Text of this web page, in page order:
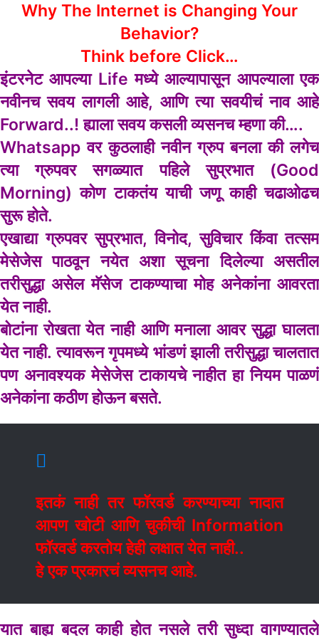
Why The Internet is Changing Your
Behavior?
Think before Click…
इंटरनेट आपल्या Life मध्ये आल्यापासून आपल्याला एक
नवीनच सवय लागली आहे, आणि त्या सवयीचं नाव आहे
Forward..! ह्याला सवय कसली व्यसनच म्हणा की….
Whatsappवर कुठलाही नवीन ग्रुप बनला की लगेच
त्या ग्रुपवर सगळ्यात पहिले सुप्रभात (Good
Morning) कोण टाकतंय याची जणू काही चढाओढच
सुरू होते.
एखाद्या ग्रुपवर सुप्रभात, विनोद, सुविचार किंवा तत्सम
मेसेजेस पाठवून नयेत अशा सूचना दिलेल्या असतील
तरीसुद्धा असेल मॅसेज टाकण्याचा मोह अनेकांना आवरता
येत नाही.
बोटांना रोखता येत नाही आणि मनाला आवर सुद्धा घालता
येत नाही. त्यावरून गृपमध्ये भांडणं झाली तरीसुद्धा चालतात
पण अनावश्यक मेसेजेस टाकायचे नाहीत हा नियम पाळणं
अनेकांना कठीण होऊन बसते.
इतकं नाही तर फॉरवर्ड करण्याच्या नादात
आपण खोटी आणि चुकीची Information
फॉरवर्ड करतोय हेही लक्षात येत नाही..
हे एक प्रकारचं व्यसनच आहे.
यात बाह्य बदल काही होत नसले तरी सुध्दा वागण्यातले